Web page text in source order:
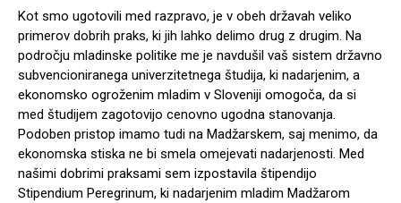
Kot smo ugotovili med razpravo, je v obeh državah veliko
primerov dobrih praks, ki jih lahko delimo drug z drugim. Na
področju mladinske politike me je navdušil vaš sistem državno
subvencioniranega univerzitetnega študija, ki nadarjenim, a
ekonomsko ogroženim mladim v Sloveniji omogoča, da si
med študijem zagotovijo cenovno ugodna stanovanja.
Podoben pristop imamo tudi na Madžarskem, saj menimo, da
ekonomska stiska ne bi smela omejevati nadarjenosti. Med
našimi dobrimi praksami sem izpostavila štipendijo
Stipendium Peregrinum, ki nadarjenim mladim Madžarom